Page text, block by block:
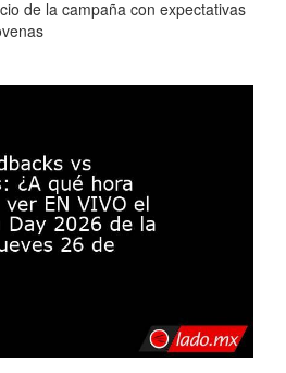
de la campaña con expectativas